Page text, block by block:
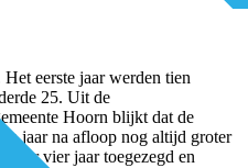
eerste jaar werden tien
25. Uit de
Hoorn blijkt dat de
jaar na afloop nog altijd groter
vier jaar toegezegd en